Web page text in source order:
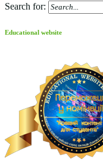
Search for:
Educational website